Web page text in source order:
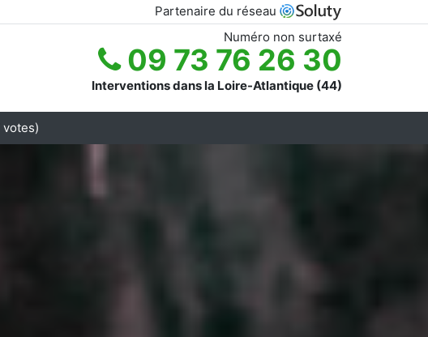
Partenaire du réseau
Numéro non surtaxé
09 73 76 26 30
Interventions dans la Loire-Atlantique (44)
votes)